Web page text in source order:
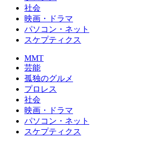
社会
映画・ドラマ
パソコン・ネット
スケプティクス
MMT
芸能
孤独のグルメ
プロレス
社会
映画・ドラマ
パソコン・ネット
スケプティクス